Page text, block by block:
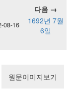
다음 →
08-16
1692년 7월
6일
원문이미지보기